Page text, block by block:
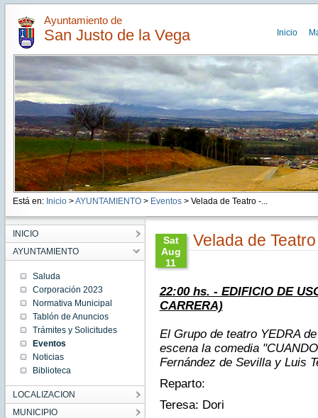
Ayuntamiento de
San Justo de la Vega Inicio
Está en: Inicio >AYUNTAMIENTO> Eventos> Velada de Teatro -...
INICIO
AYUNTAMIENTO
Saluda
Corporación 2023
Normativa Municipal
Tablón de Anuncios
Trámites y Solicitudes
Eventos
Noticias
Biblioteca
LOCALIZACION
MUNICIPIO
Sat
Aug
11
CEST
2018
Sat Aug
CEST
2018
Sat Aug
11
11:04:00
2018
Velada de
22:00 hs. - EDIFICIO DE
CARRERA)
El Grupo de teatro YEDRA
escena la comedia
Fernández de Sevilla y Luis
Reparto:
Teresa: Dori